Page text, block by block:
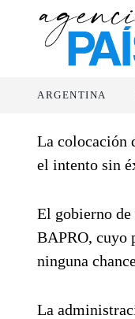
ARGENTINA
La colocación
el intento sin
El gobierno de
BAPRO, cuyo
ninguna
La